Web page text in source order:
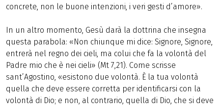
concrete, non le buone intenzioni, i veri gesti d’amore».
In un altro momento, Gesù darà la dottrina che insegna
questa parabola: «Non chiunque mi dice: Signore, Signore,
entrerà nel regno dei cieli, ma colui che fa la volontà del
Padre mio che è nei cieli» (Mt 7,21). Come scrisse
sant’Agostino, «esistono due volontà. È la tua volontà
quella che deve essere corretta per identificarsi con la
volontà di Dio; e non, al contrario, quella di Dio, che si deve